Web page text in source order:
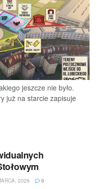
jeszcze nie było.
już na starcie zapisuje
2026 0